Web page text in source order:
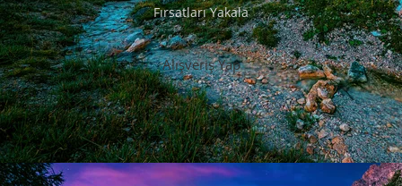
Fırsatları Yakala
Alışveriş Yap